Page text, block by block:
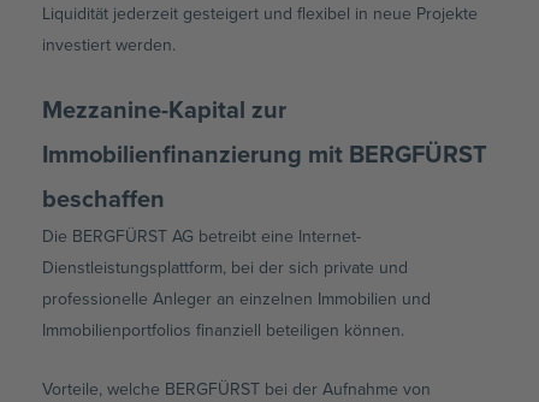
Liquidität jederzeit gesteigert und flexibel in neue Projekte
investiert werden.
Mezzanine-Kapital zur
Immobilienfinanzierung mit BERGFÜRST
beschaffen
Die BERGFÜRST AG betreibt eine Internet-
Dienstleistungsplattform, bei der sich private und
professionelle Anleger an einzelnen Immobilien und
Immobilienportfolios finanziell beteiligen können.
Vorteile, welche BERGFÜRST bei der Aufnahme von